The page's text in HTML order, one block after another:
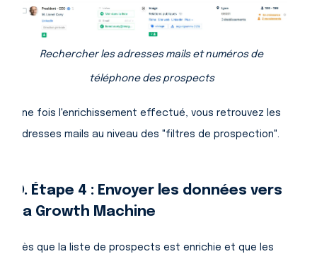
Rechercher les adresses mails et numéros de
téléphone des prospects
Une fois l'enrichissement effectué, vous retrouvez les
adresses mails au niveau des "filtres de prospection".
D. Étape 4 : Envoyer les données vers
La Growth Machine
Dès que la liste de prospects est enrichie et que les